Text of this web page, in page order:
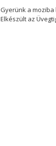
Gyerünk a moziba
Elkészült az